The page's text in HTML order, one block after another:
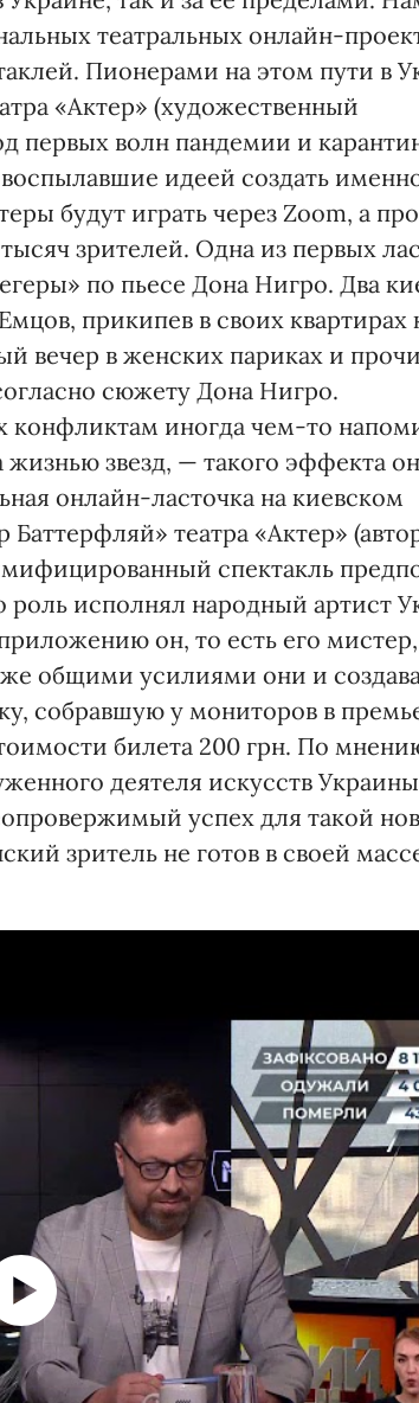
театральных онлайн-
Пионерами на этом пути в
«Актер» (художественный
первых волн пандемии и
идеей создать
будут играть через Zoom, а
зрителей. Одна из первых
по пьесе Дона Нигро. Два
прикипев в своих квартирах
вечер в женских париках и
сюжету Дона Нигро.
конфликтам иногда чем-то
звезд, — такого эффекта
онлайн-ласточка на киевском
театра «Актер»
спектакль
роль исполнял народный артист
он, то есть его мистер,
общими усилиями они и
собравшую у мониторов в
билета 200 грн. По
деятеля искусств
успех для такой
зритель не готов в своей